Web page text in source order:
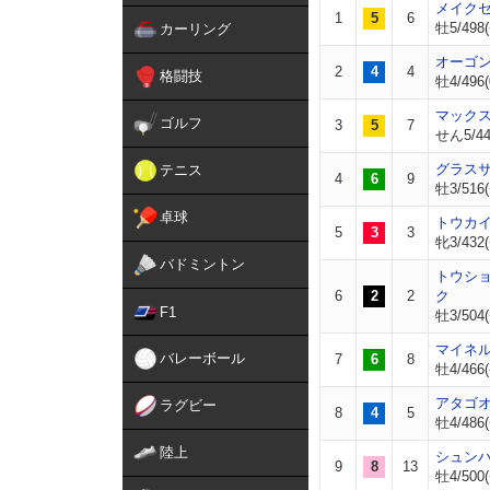
カーリング
格闘技
ゴルフ
テニス
卓球
バドミントン
F1
バレーボール
ラグビー
陸上
1 5 6
メイク
牡5/
2 4 4
オーゴ
牡4/
3 5 7
マック
せん5/
4 6 9
グラス
牡3/
5 3 3
トウカ
牝3/
6 2 2
トウシ
ク
牡3/
7 6 8
マイネ
牡4/
8 4 5
アタゴ
牡4/
9 8 13
シュン
牡4/